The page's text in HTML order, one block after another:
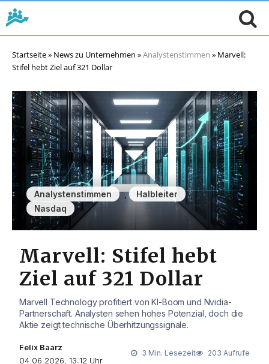
Startseite» News zu Unternehmen »Analystenstimmen » Marvell:
Stifel hebt Ziel auf 321 Dollar
Analystenstimmen , Halbleiter ,
Nasdaq
Marvell: Stifel hebt
Ziel auf 321 Dollar
Marvell Technology profitiert von KI-Boom und Nvidia-
Partnerschaft. Analysten sehen hohes Potenzial, doch die
Aktie zeigt technische Überhitzungssignale.
Felix Baarz
04.06.2026, 13:12 Uhr
3 Min. Lesezeit 203 Aufrufe